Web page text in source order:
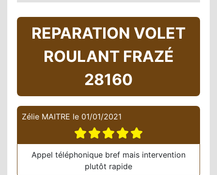
REPARATION VOLET
ROULANT FRAZÉ
28160
Zélie MAITRE le 01/01/2021
Appel téléphonique bref mais intervention
plutôt rapide